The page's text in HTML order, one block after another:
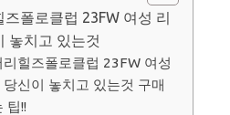
폴로클럽 23FW 여성 리
놓치고 있는것
힐즈폴로클럽 23FW 여성
신이 놓치고 있는것 구매
팁!!